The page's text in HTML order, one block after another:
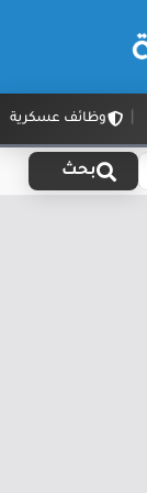
وظائف عسكرية
بحث